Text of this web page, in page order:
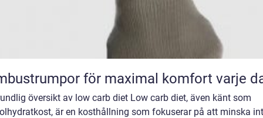
för maximal komfort varje
översikt av low carb diet Low carb diet, även känt som
är en kosthållning som fokuserar på att minska